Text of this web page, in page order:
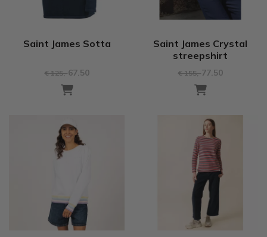
Saint James Sotta
€ 125,-67.50
Saint James Crystal
streepshirt
€ 155,-77.50